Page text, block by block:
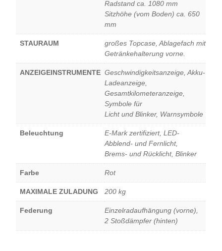
Radstand ca. 1080 mm
Sitzhöhe (vom Boden) ca. 650
mm
STAURAUM
großes Topcase, Ablagefach mit
Getränkehalterung vorne.
ANZEIGEINSTRUMENTE Geschwindigkeitsanzeige, Akku-
Ladeanzeige,
Gesamtkilometeranzeige,
Symbole für
Licht und Blinker, Warnsymbole
Beleuchtung
E-Mark zertifiziert, LED-
Abblend- und Fernlicht,
Brems- und Rücklicht, Blinker
Farbe Rot
MAXIMALE ZULADUNG 200 kg
Federung
Einzelradaufhängung (vorne),
2 Stoßdämpfer (hinten)